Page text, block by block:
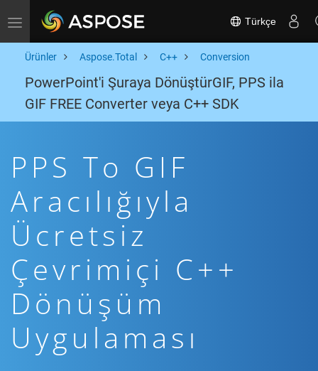
Toggle navigation Türkçe
Ürünler Aspose.Total C++ Conversion
PowerPoint'i Şuraya DönüştürGIF, PPS ila
GIF FREE Converter veya C++ SDK
PPS To GIF
Aracılığıyla
Ücretsiz
Çevrimiçi C++
Dönüşüm
Uygulaması